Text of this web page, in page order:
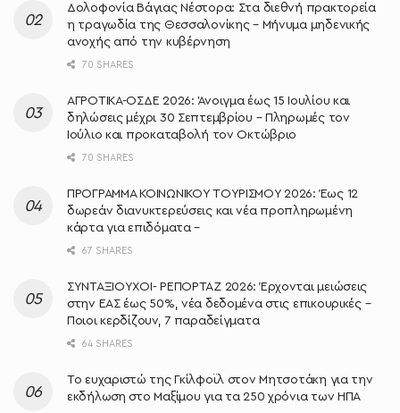
Δολοφονία Βάγιας Νέστορα: Στα διεθνή πρακτορεία
η τραγωδία της Θεσσαλονίκης – Μήνυμα μηδενικής
ανοχής από την κυβέρνηση
70 SHARES
ΑΓΡΟΤΙΚΑ-ΟΣΔΕ 2026: Άνοιγμα έως 15 Ιουλίου και
δηλώσεις μέχρι 30 Σεπτεμβρίου – Πληρωμές τον
Ιούλιο και προκαταβολή τον Οκτώβριο
70 SHARES
ΠΡΟΓΡΑΜΜΑ ΚΟΙΝΩΝΙΚΟΥ ΤΟΥΡΙΣΜΟΥ 2026: Έως 12
δωρεάν διανυκτερεύσεις και νέα προπληρωμένη
κάρτα για επιδόματα –
67 SHARES
ΣΥΝΤΑΞΙΟΥΧΟΙ- ΡΕΠΟΡΤΑΖ 2026: Έρχονται μειώσεις
στην ΕΑΣ έως 50%, νέα δεδομένα στις επικουρικές –
Ποιοι κερδίζουν, 7 παραδείγματα
64 SHARES
Το ευχαριστώ της Γκίλφοϊλ στον Μητσοτάκη για την
εκδήλωση στο Μαξίμου για τα 250 χρόνια των ΗΠΑ